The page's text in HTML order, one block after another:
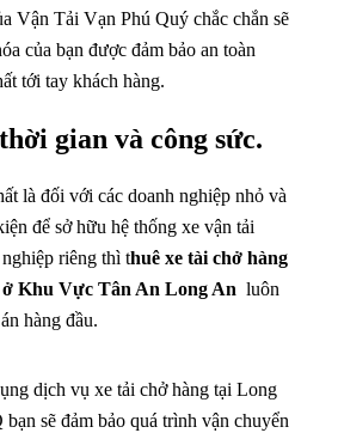
Vận Tải Vạn Phú Quý chắc chắn sẽ
của bạn được đảm bảo an toàn
tới tay khách hàng.
gian và công sức.
là đối với các doanh nghiệp nhỏ và
để sở hữu hệ thống xe vận tải
riêng thì thuê xe tài chở hàng
ở Khu Vực Tân An Long An luôn
hàng đầu.
dịch vụ xe tải chở hàng tại Long
sẽ đảm bảo quá trình vận chuyển